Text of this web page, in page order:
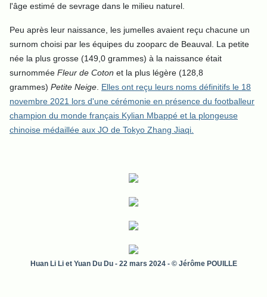
l'âge estimé de sevrage dans le milieu naturel.
Peu après leur naissance, les jumelles avaient reçu chacune un
surnom choisi par les équipes du zooparc de Beauval. La petite
née la plus grosse (149,0 grammes) à la naissance était
surnommée Fleur de Coton et la plus légère (128,8
grammes) Petite Neige Elles ont reçu leurs noms définitifs le 18
novembre 2021 lors d'une cérémonie en présence du footballeur
champion du monde français Kylian Mbappé et la plongeuse
chinoise médaillée aux JO de Tokyo Zhang Jiaqi.
Huan Li Li et Yuan Du Du - 22 mars 2024 - © Jérôme POUILLE